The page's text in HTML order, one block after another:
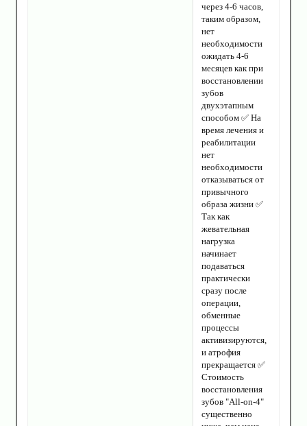
через 4-6 часов,
таким образом,
нет
необходимости
ожидать 4-6
месяцев как при
восстановлении
зубов
двухэтапным
способом ✅ На
время лечения и
реабилитации
нет
необходимости
отказываться от
привычного
образа жизни ✅
Так как
жевательная
нагрузка
начинает
подаваться
практически
сразу после
операции,
обменные
процессы
активизируются,
и атрофия
прекращается ✅
Стоимость
восстановления
зубов "All-on-4"
существенно